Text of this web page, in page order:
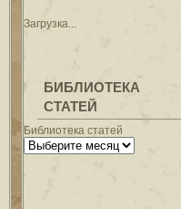
Загрузка...
БИБЛИОТЕКА
СТАТЕЙ
Библиотека статей